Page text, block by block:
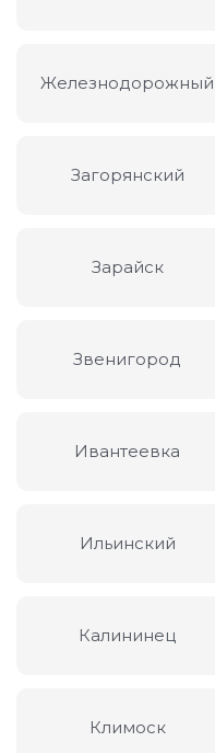
Железнодорожный
Загорянский
Зарайск
Звенигород
Ивантеевка
Ильинский
Калининец
Климоск